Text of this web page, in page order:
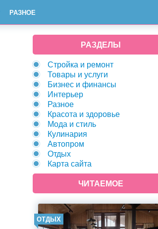
РАЗНОЕ
РАЗДЕЛЫ
Стройка и ремонт
Товары и услуги
Бизнес и финансы
Интерьер
Разное
Красота и здоровье
Мода и стиль
Кулинария
Автопром
Отдых
Карта сайта
ЧИТАЕМОЕ
ОТДЫХ